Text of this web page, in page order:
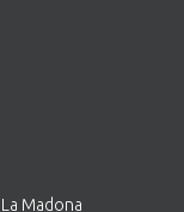
Madona